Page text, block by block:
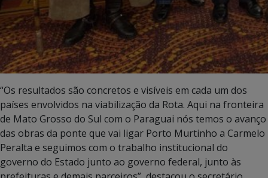
“Os resultados são concretos e visíveis em cada um dos
países envolvidos na viabilização da Rota. Aqui na fronteira
de Mato Grosso do Sul com o Paraguai nós temos o avanço
das obras da ponte que vai ligar Porto Murtinho a Carmelo
Peralta e seguimos com o trabalho institucional do
governo do Estado junto ao governo federal, junto às